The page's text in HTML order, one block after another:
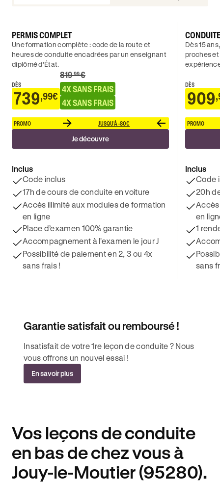
PERMIS COMPLET
Une formation complète : code de la route et
heures de conduite encadrées par un enseignant
diplômé d’État.
DÈS
739,99€
819.99€
4X SANS FRAIS
4X SANS FRAIS
PROMO JUSQU'À -80€
Je découvre
Inclus
Code inclus
17h de cours de conduite en voiture
Accès illimité aux modules de formation
en ligne
Place d’examen 100% garantie
Accompagnement à l'examen le jour J
Possibilité de paiement en 2, 3 ou 4x
sans frais !
Dès 15
proches
DÈS
909
PROMO
Inclus
Code
20h
en
1
sans
Garantie satisfait ou remboursé !
Insatisfait de votre 1re leçon de conduite ? Nous
vous offrons un nouvel essai !
En savoir plus
Vos leçons de conduite
en bas de chez vous à
Jouy-le-Moutier (95280).